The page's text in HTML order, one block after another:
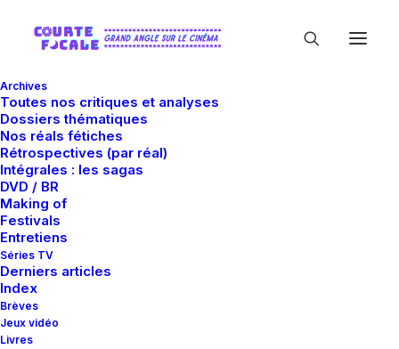
Archives
Toutes nos critiques et analyses
Dossiers thématiques
Nos réals fétiches
Rétrospectives (par réal)
Intégrales : les sagas
DVD / BR
Making of
Festivals
Entretiens
Séries TV
Derniers articles
Index
Brèves
Jeux vidéo
Livres